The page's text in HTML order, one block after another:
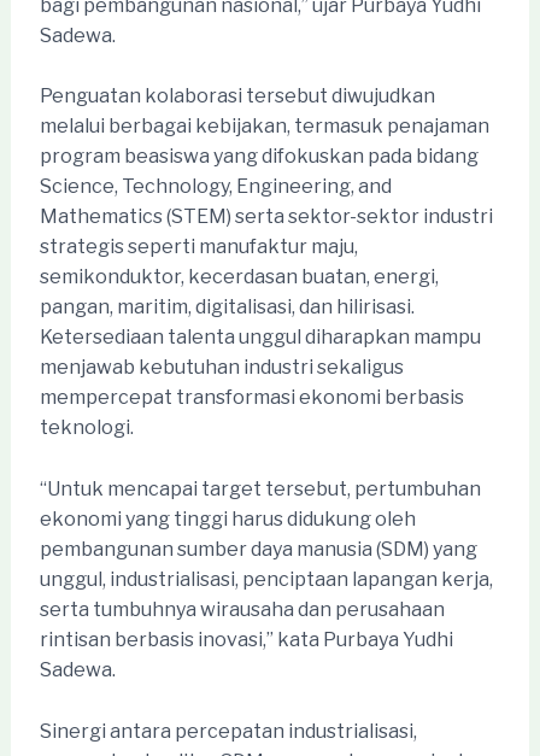
bagi pembangunan nasional,” ujar Purbaya Yudhi
Sadewa.
Penguatan kolaborasi tersebut diwujudkan
melalui berbagai kebijakan, termasuk penajaman
program beasiswa yang difokuskan pada bidang
Science, Technology, Engineering, and
Mathematics (STEM) serta sektor-sektor industri
strategis seperti manufaktur maju,
semikonduktor, kecerdasan buatan, energi,
pangan, maritim, digitalisasi, dan hilirisasi.
Ketersediaan talenta unggul diharapkan mampu
menjawab kebutuhan industri sekaligus
mempercepat transformasi ekonomi berbasis
teknologi.
“Untuk mencapai target tersebut, pertumbuhan
ekonomi yang tinggi harus didukung oleh
pembangunan sumber daya manusia (SDM) yang
unggul, industrialisasi, penciptaan lapangan kerja,
serta tumbuhnya wirausaha dan perusahaan
rintisan berbasis inovasi,” kata Purbaya Yudhi
Sadewa.
Sinergi antara percepatan industrialisasi,